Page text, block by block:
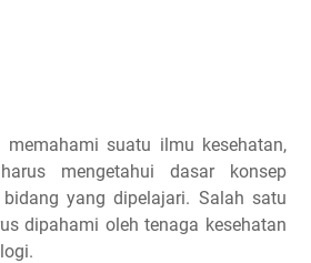
suatu ilmu kesehatan,
mengetahui dasar konsep
yang dipelajari. Salah satu
dipahami oleh tenaga kesehatan